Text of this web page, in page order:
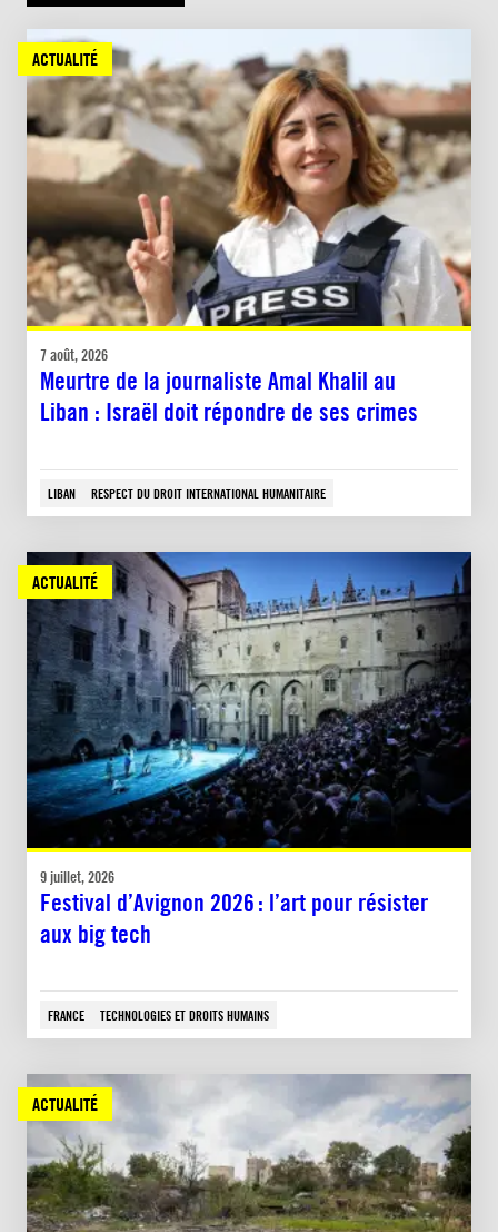
ACTUALITÉ
7 août, 2026
Meurtre de la journaliste Amal Khalil au
Liban : Israël doit répondre de ses crimes
LIBAN RESPECT DU DROIT INTERNATIONAL HUMANITAIRE
ACTUALITÉ
9 juillet, 2026
Festival d’Avignon 2026 : l’art pour résister
aux big tech
FRANCE TECHNOLOGIES ET DROITS HUMAINS
ACTUALITÉ